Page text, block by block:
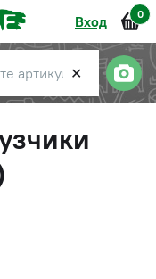
Вход 0
✕